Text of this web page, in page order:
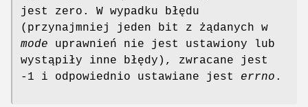
jest zero. W wypadku błędu
(przynajmniej jeden bit z żądanych w
mode uprawnień nie jest ustawiony lub
wystąpiły inne błędy), zwracane jest
-1 i odpowiednio ustawiane jest errno .